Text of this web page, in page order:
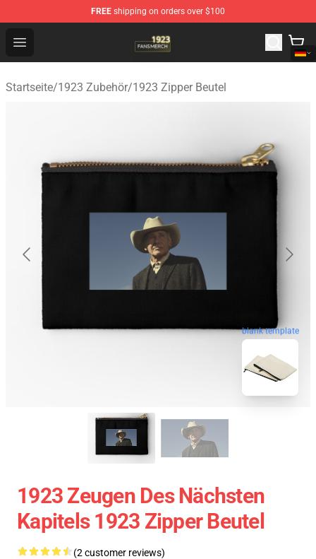
FREE shipping on orders over $100
Open menu
1923 Shop - Official 1923 Merchandise Store
Startseite/1923 Zubehör/1923 Zipper Beutel
blank template
1923 Zeugen Des Nächsten
Kapitels 1923 Zipper Beutel
(2 customer reviews)